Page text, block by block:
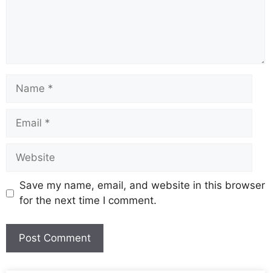
Save my name, email, and website in this browser
for the next time I comment.